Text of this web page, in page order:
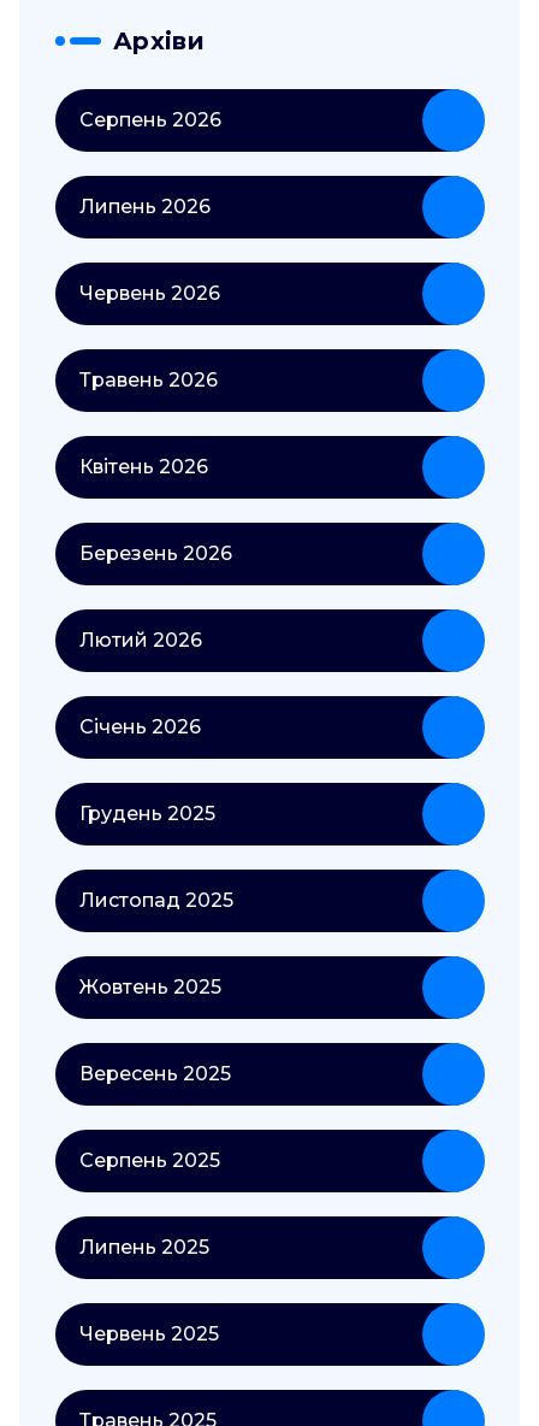
Архіви
Серпень 2026
Липень 2026
Червень 2026
Травень 2026
Квітень 2026
Березень 2026
Лютий 2026
Січень 2026
Грудень 2025
Листопад 2025
Жовтень 2025
Вересень 2025
Серпень 2025
Липень 2025
Червень 2025
Травень 2025